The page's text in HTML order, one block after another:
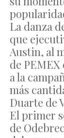
La danza
que
Austin, al
de
a la
más
Duarte de
El primer
de